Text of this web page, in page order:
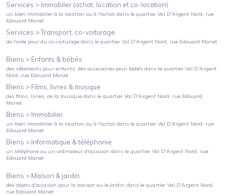
Services > Immobiler (achat, location et co-location)
un bien immobilier à la location ou à l'achat dans le quartierVal D'Argent Nord, rue
Edouard Manet
Services >Transport, co-voiturage
de l'aide pour du co-voiturage dans le quartierVal D'Argent Nord, rue Edouard Manet
Biens > Enfants & bébés
des vêtements pour enfants, des accessoires pour bébés dans le quartierVal D'Argent
Nord, rue Edouard Manet
Biens > Films, livres & musique
des films, livres, de la musique dans le quartierVal D'Argent Nord, rue Edouard
Manet
Biens > Immobilier
un bien immobilier à la location ou à l'achat dans le quartierVal D'Argent Nord, rue
Edouard Manet
Biens > Informatique & téléphonie
un téléphone ou un ordinateur d'occasion dans le quartierVal D'Argent Nord, rue
Edouard Manet
Biens > Maison & jardin
des objets d'occasion pour la maison ou le jardin dans le quartierVal D'Argent Nord,
rue Edouard Manet